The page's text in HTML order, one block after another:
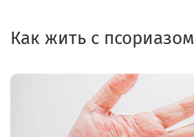
Как жить с псориазом